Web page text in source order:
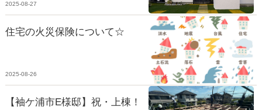
2025-08-27
住宅の火災保険について☆
2025-08-26
【袖ケ浦市E様邸】祝・上棟！